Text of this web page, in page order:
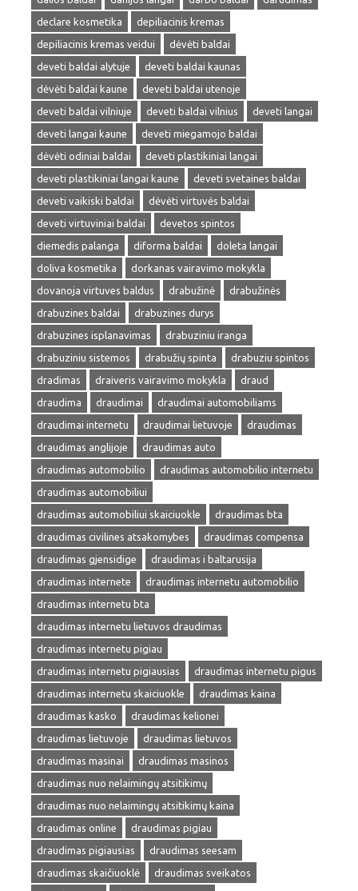
declare kosmetika
depiliacinis kremas
depiliacinis kremas veidui
dėvėti baldai
deveti baldai alytuje
deveti baldai kaunas
dėvėti baldai kaune
deveti baldai utenoje
deveti baldai vilniuje
deveti baldai vilnius
deveti langai
deveti langai kaune
deveti miegamojo baldai
dėvėti odiniai baldai
deveti plastikiniai langai
deveti plastikiniai langai kaune
deveti svetaines baldai
deveti vaikiski baldai
dėvėti virtuvės baldai
deveti virtuviniai baldai
devetos spintos
diemedis palanga
diforma baldai
doleta langai
doliva kosmetika
dorkanas vairavimo mokykla
dovanoja virtuves baldus
drabužinė
drabužinės
drabuzines baldai
drabuzines durys
drabuzines isplanavimas
drabuziniu iranga
drabuziniu sistemos
drabužių spinta
drabuziu spintos
dradimas
draiveris vairavimo mokykla
draud
draudima
draudimai
draudimai automobiliams
draudimai internetu
draudimai lietuvoje
draudimas
draudimas anglijoje
draudimas auto
draudimas automobilio
draudimas automobilio internetu
draudimas automobiliui
draudimas automobiliui skaiciuokle
draudimas bta
draudimas civilines atsakomybes
draudimas compensa
draudimas gjensidige
draudimas i baltarusija
draudimas internete
draudimas internetu automobilio
draudimas internetu bta
draudimas internetu lietuvos draudimas
draudimas internetu pigiau
draudimas internetu pigiausias
draudimas internetu pigus
draudimas internetu skaiciuokle
draudimas kaina
draudimas kasko
draudimas kelionei
draudimas lietuvoje
draudimas lietuvos
draudimas masinai
draudimas masinos
draudimas nuo nelaimingų atsitikimų
draudimas nuo nelaimingų atsitikimų kaina
draudimas online
draudimas pigiau
draudimas pigiausias
draudimas seesam
draudimas skaičiuoklė
draudimas sveikatos